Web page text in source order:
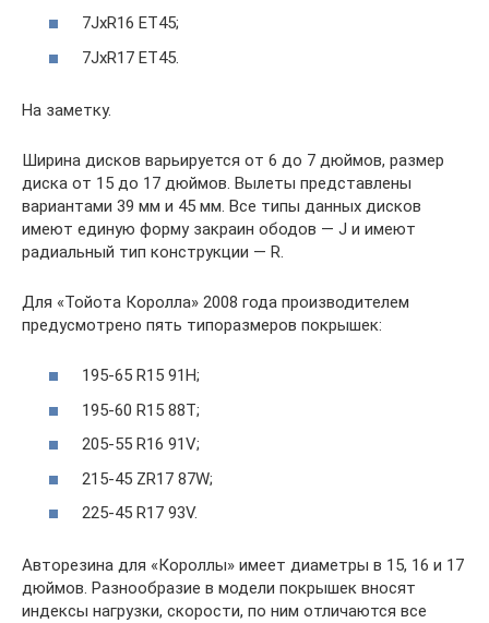
7JxR16 ET45;
7JxR17 ET45.
На заметку.
Ширина дисков варьируется от 6 до 7 дюймов, размер
диска от 15 до 17 дюймов. Вылеты представлены
вариантами 39 мм и 45 мм. Все типы данных дисков
имеют единую форму закраин ободов — J и имеют
радиальный тип конструкции — R.
Для «Тойота Королла» 2008 года производителем
предусмотрено пять типоразмеров покрышек:
195-65 R15 91H;
195-60 R15 88T;
205-55 R16 91V;
215-45 ZR17 87W;
225-45 R17 93V.
Авторезина для «Короллы» имеет диаметры в 15, 16 и 17
дюймов. Разнообразие в модели покрышек вносят
индексы нагрузки, скорости, по ним отличаются все